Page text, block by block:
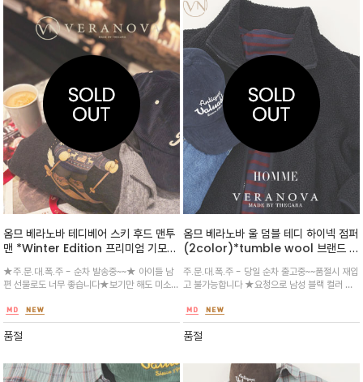
옴므 베라노바 테디베어 스키 후드 맨투
맨 *Winter Edition 프리미엄 기모
원단 / 후드안쪽 모자까지 이중 후리스
로 마감/ 국내생산 / 트렌디한 루즈핏
실루엣으로 체형에 관계없이 편안
★주.문.대.폭.주 - 순차 발송중~~★ 아이들 남
편 선물로도 너무 좋습니다★보기만 해도 미소가
프린트된 매력적인 후드티/안감이 부드러운 기
모로 처리되어 추운 겨울에도 따뜻
품절
옴므 베라노바 울 덤블 테디 하이넥 점퍼
(2color)*tumble wool 브랜드 소
재 사용/ 국내생산 /안감 후리스 이중지
로 보온성 최고 데일리 아이템 / 보기만
해도 포근한 테디베어/덤블 부클 소재를
사용하여 뛰어난 보온성과 트렌디한 무
드를 선사하는 집업 점퍼
주.문.대.폭.주 - 당일 순차 출고중~~품절시 재입
고 불가능합니다 ★요청으로 남성 블랙 컬러 출
입으세요 ^^★ 구스다운 그이상 따듯한 원단으
로 무광 작업한 지퍼와 지퍼외부 테이핑
품절